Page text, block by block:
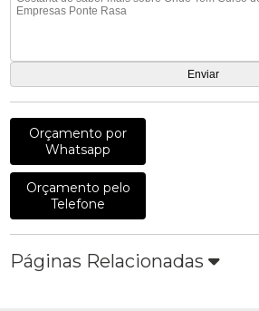
Orçamento por
Whatsapp
Orçamento pelo
Telefone
Páginas Relacionadas